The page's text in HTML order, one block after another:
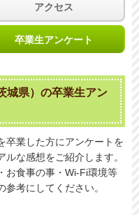
アクセス
卒業生アンケート
城県）の卒業生アン
卒業した方にアンケートを
な感想をご紹介します。
お食事の事・Wi-Fi環境等
考にしてください。